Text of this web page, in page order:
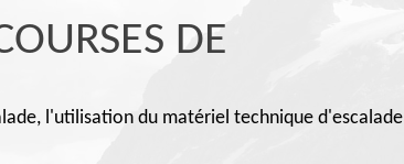
DE
l'utilisation du matériel technique d'escalade